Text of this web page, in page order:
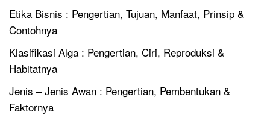
Etika Bisnis : Pengertian, Tujuan, Manfaat, Prinsip &
Contohnya
Klasifikasi Alga : Pengertian, Ciri, Reproduksi &
Habitatnya
Jenis – Jenis Awan : Pengertian, Pembentukan &
Faktornya